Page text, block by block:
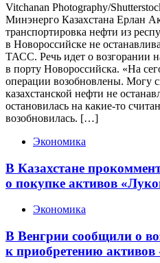
Vitchanan Photography/
Минэнерго Казахстана Ерлан
транспортировка нефти из
в Новороссийске не
ТАСС. Речь идет о возгорании
в порту Новороссийска. «На
операции возобновлены. Могу
казахстанской нефти не
остановилась на какие-то
возобновилась. […]
Экономика
В Казахстане
о покупке активов
Экономика
В Венгрии сообщили о
к приобретению